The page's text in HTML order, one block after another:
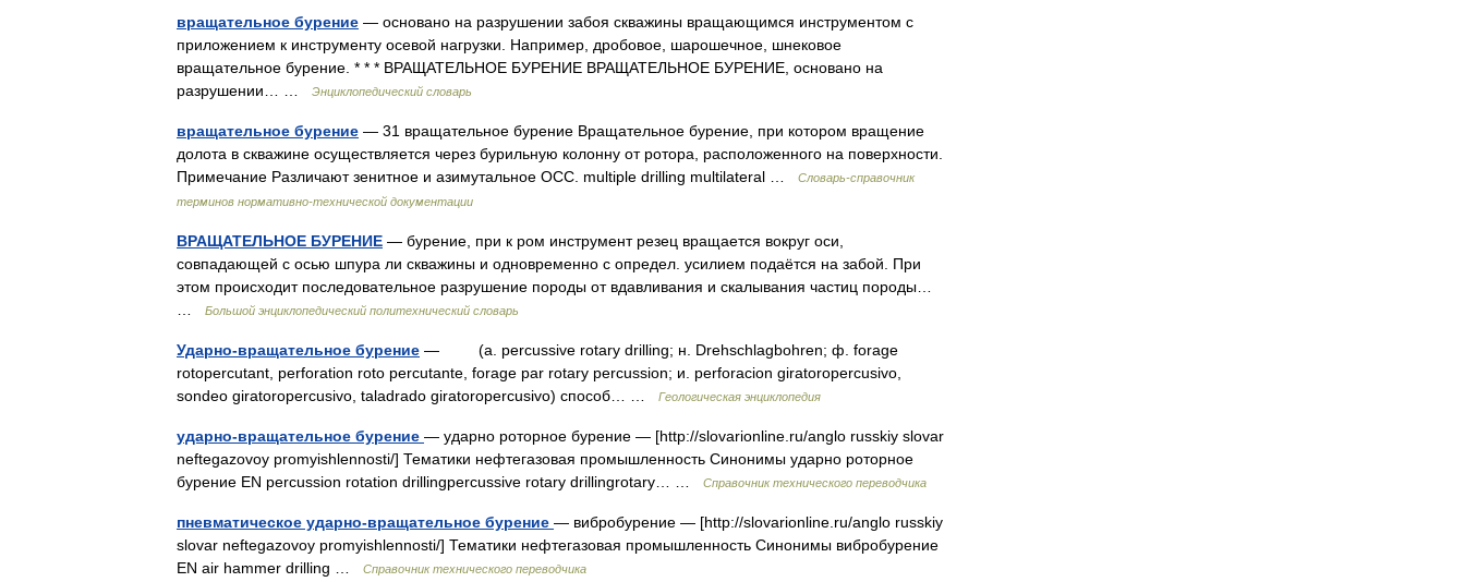
вращательное бурение — основано на разрушении забоя скважины вращающимся инструментом с
приложением к инструменту осевой нагрузки. Например, дробовое, шарошечное, шнековое
вращательное бурение. * * * ВРАЩАТЕЛЬНОЕ БУРЕНИЕ ВРАЩАТЕЛЬНОЕ БУРЕНИЕ, основано на
разрушении… …
Энциклопедический словарь
вращательное бурение — 31 вращательное бурение Вращательное бурение, при котором вращение
долота в скважине осуществляется через бурильную колонну от ротора, расположенного на поверхности.
Примечание Различают зенитное и азимутальное ОСС. multiple drilling multilateral …
Словарь-справочник
терминов нормативно-технической документации
ВРАЩАТЕЛЬНОЕ БУРЕНИЕ — бурение, при к ром инструмент резец вращается вокруг оси,
совпадающей с осью шпура ли скважины и одновременно с определ. усилием подаётся на забой. При
этом происходит последовательное разрушение породы от вдавливания и скалывания частиц породы…
Большой энциклопедический политехнический словарь
Ударно-вращательное бурение — (a. percussive rotary drilling; н. Drehschlagbohren; ф. forage
rotopercutant, perforation roto percutante, forage par rotary percussion; и. perforacion giratoropercusivo,
sondeo giratoropercusivo, taladrado giratoropercusivo) способ… …
Геологическая энциклопедия
ударно-вращательное бурение — ударно роторное бурение — [http://slovarionline.ru/anglo russkiy slovar
neftegazovoy promyishlennosti/] Тематики нефтегазовая промышленность Синонимы ударно роторное
бурение EN percussion rotation drillingpercussive rotary drillingrotary… …
Справочник технического переводчика
пневматическое ударно-вращательное бурение — вибробурение — [http://slovarionline.ru/anglo russkiy
slovar neftegazovoy promyishlennosti/] Тематики нефтегазовая промышленность Синонимы вибробурение
EN air hammer drilling …
Справочник технического переводчика